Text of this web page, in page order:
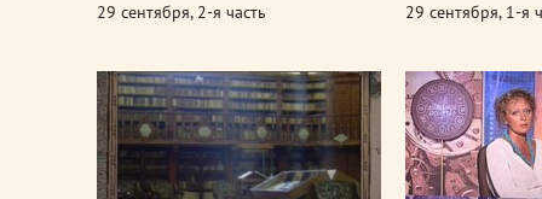
29 сентября, 2-я часть 29 сентября, 1-я